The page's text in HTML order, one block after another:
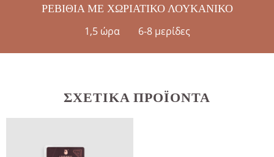
ΡΕΒΙΘΙΑ ΜΕ ΧΩΡΙΑΤΙΚΟ ΛΟΥΚΑΝΙΚΟ
1,5 ώρα 6-8 μερίδες
ΣΧΕΤΙΚΆ ΠΡΟΪΌΝΤΑ